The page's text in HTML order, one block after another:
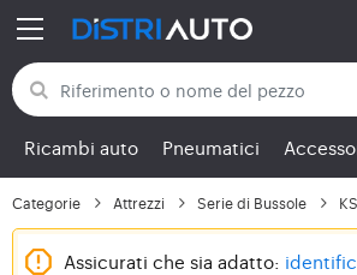
Torna alle categorie
Ricambi auto Pneumatici
Categorie Attrezzi Serie di Bussole
Assicurati che sia adatto: